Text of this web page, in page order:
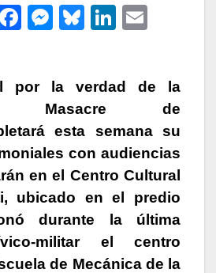
F
e
o
o
k
M
s
e
n
g
er
Bl
s
k
y
Li
e
n
por la verdad de la
Masacre de
esta semana su
con audiencias
en el Centro Cultural
ubicado en el predio
durante la última
militar el centro
de Mecánica de la